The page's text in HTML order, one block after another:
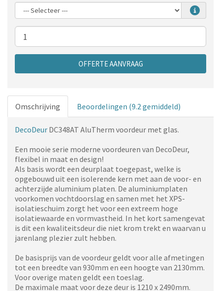
Aantal
OFFERTE AANVRAAG
Omschrijving Beoordelingen (9.2 gemiddeld)
DecoDeur DC348AT AluTherm voordeur met glas.
Een mooie serie moderne voordeuren van DecoDeur,
flexibel in maat en design!
Als basis wordt een deurplaat toegepast, welke is
opgebouwd uit een isolerende kern met aan de voor- en
achterzijde aluminium platen. De aluminiumplaten
voorkomen vochtdoorslag en samen met het XPS-
isolatieschuim zorgt het voor een extreem hoge
isolatiewaarde en vormvastheid. In het kort samengevat
is dit een kwaliteitsdeur die niet krom trekt en waarvan u
jarenlang plezier zult hebben.
De basisprijs van de voordeur geldt voor alle afmetingen
tot een breedte van 930mm en een hoogte van 2130mm.
Voor overige maten geldt een toeslag.
De maximale maat voor deze deur is 1210 x 2490mm.